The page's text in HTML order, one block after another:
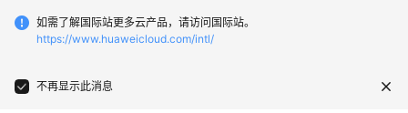
如需了解国际站更多云产品，请访问国际站。
https://www.huaweicloud.com/intl/
不再显示此消息